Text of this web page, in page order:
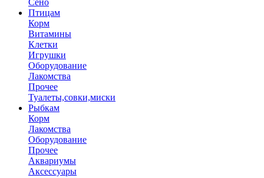
Сено
Птицам
Корм
Витамины
Клетки
Игрушки
Оборудование
Лакомства
Прочее
Туалеты,совки,миски
Рыбкам
Корм
Лакомства
Оборудование
Прочее
Аквариумы
Аксессуары